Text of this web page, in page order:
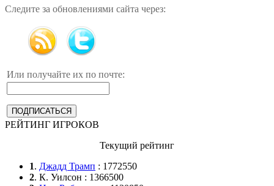
Следите за обновлениями сайта через:
Или получайте их по почте:
РЕЙТИНГ ИГРОКОВ
Текущий рейтинг
1. Джадд Трамп : 1772550
2. К. Уилсон : 1366500